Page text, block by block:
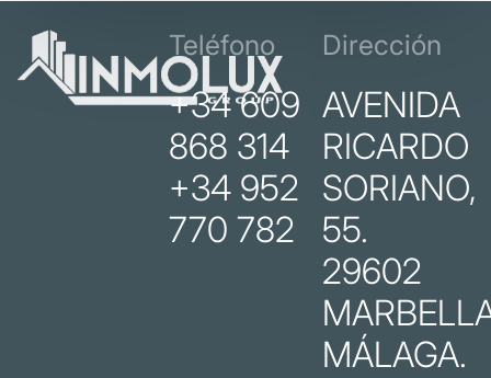
Teléfono
+34 609
868 314
+34 952
770 782
Dirección
AVENIDA
RICARDO
SORIANO,
55.
29602
MÁLAGA.